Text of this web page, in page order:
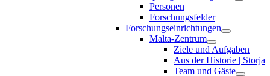
Personen
Forschungsfelder
Forschungseinrichtungen
Malta-Zentrum
Ziele und Aufgaben
Aus der Historie | Storja
Team und Gäste